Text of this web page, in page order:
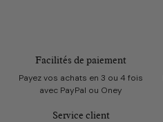
Facilités de paiement
Payez vos achats en 3 ou 4 fois
avec PayPal ou Oney
Service client